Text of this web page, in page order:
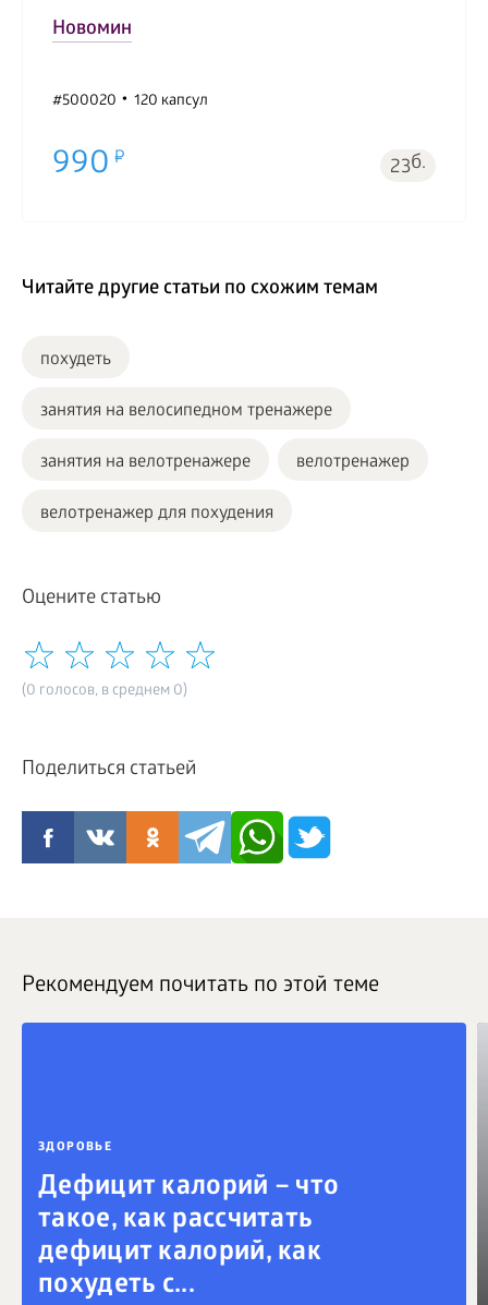
Новомин
#500020 120 капсул
990 23б.
Читайте другие статьи по схожим темам
похудеть
занятия на велосипедном тренажере
занятия на велотренажере велотренажер
велотренажер для похудения
Оцените статью
(0 голосов, в среднем 0)
Поделиться статьей
Рекомендуем почитать по этой теме
ЗДОРОВЬЕ
Дефицит калорий – что
такое, как рассчитать
дефицит калорий, как
похудеть с...